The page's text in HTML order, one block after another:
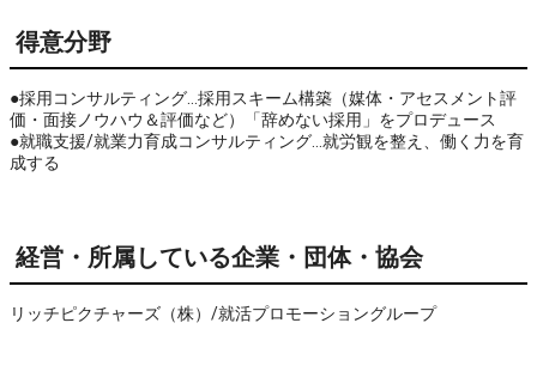
得意分野
●採用コンサルティング…採用スキーム構築（媒体・アセスメント評
価・面接ノウハウ＆評価など）「辞めない採用」をプロデュース
●就職支援/就業力育成コンサルティング…就労観を整え、働く力を育
成する
経営・所属している企業・団体・協会
リッチピクチャーズ（株）/就活プロモーショングループ